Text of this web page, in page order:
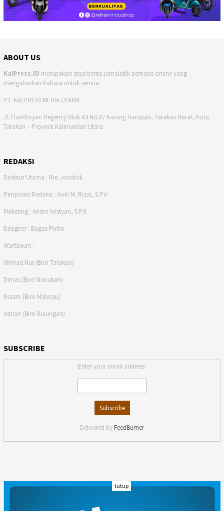
ABOUT US
KalPress.ID merupakan situs berita jurnalistik berbasis online yang
mengabarkan Kaltara untuk semua.
PT. KALPRESS MEDIA UTAMA
Jl. Flamboyan Regency Blok A3 No.07 Karang Harapan, Tarakan Barat, Kota
Tarakan – Provinsi Kalimantan Utara
REDAKSI
Direktur Utama : Rio Jondruk
Pimpinan Redaksi : Andi M. Rizal, S.Pd
Maketing : Andre Aristyan, S.Pd
Designer : Bagas Putra
Wartawan :
Ahmad Nur (Biro Tarakan)
Dimas (Biro Nunukan)
Nizam (Biro Malinau)
Adrian (Biro Bulungan)
SUBSCRIBE
Enter your email address:
Delivered by FeedBurner
tutup